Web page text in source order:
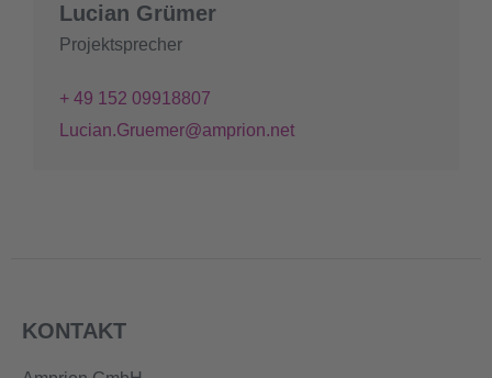
Lucian Grümer
Projektsprecher
+ 49 152 09918807
Lucian.Gruemer@amprion.net
KONTAKT